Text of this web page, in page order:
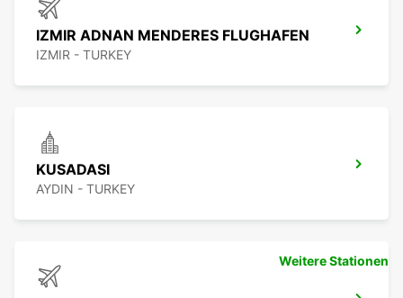
IZMIR ADNAN MENDERES FLUGHAFEN
IZMIR - TURKEY
KUSADASI
AYDIN - TURKEY
Weitere Stationen